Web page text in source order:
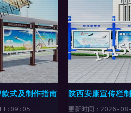
式及制作指南 陕西安康宣传栏
更新时间：2026-